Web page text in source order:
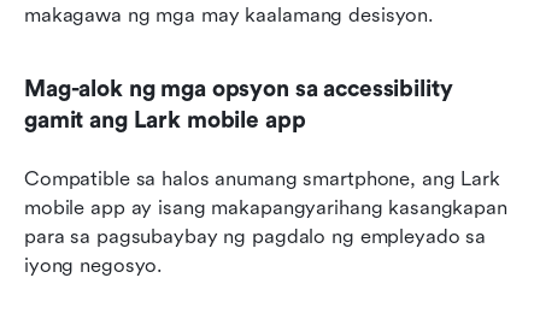
makagawa ng mga may kaalamang desisyon.
Mag-alok ng mga opsyon sa accessibility
gamit ang Lark mobile app
Compatible sa halos anumang smartphone, ang Lark
mobile app ay isang makapangyarihang kasangkapan
para sa pagsubaybay ng pagdalo ng empleyado sa
iyong negosyo.